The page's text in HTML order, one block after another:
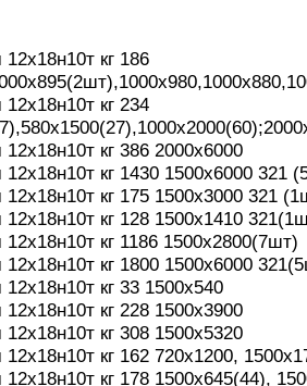
кг 186
кг 234
кг 386 2000х6000
кг 1430 1500х6000 321
кг 175 1500х3000 321
кг 128 1500х1410
кг 1186 1500х2800(7шт)
кг 1800 1500х6000
кг 33 1500х540
кг 228 1500х3900
кг 308 1500х5320
кг 162 720х1200,
кг 178 1500х645(44),